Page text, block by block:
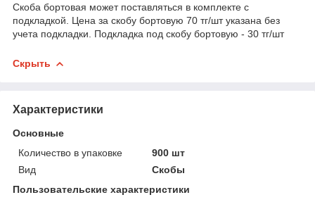
Скоба бортовая может поставляться в комплекте с
подкладкой. Цена за скобу бортовую 70 тг/шт указана без
учета подкладки. Подкладка под скобу бортовую - 30 тг/шт
Скрыть
Характеристики
Основные
Количество в упаковке
900 шт
Вид
Скобы
Пользовательские характеристики